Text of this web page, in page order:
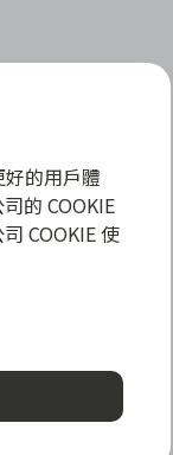
務，也未與代辦
體信用卡，請提
最安心。總費用年
作商家提供之商
個別產品及分期
期費用率。
Finance
好的用戶體
的 COOKIE
COOKIE 使